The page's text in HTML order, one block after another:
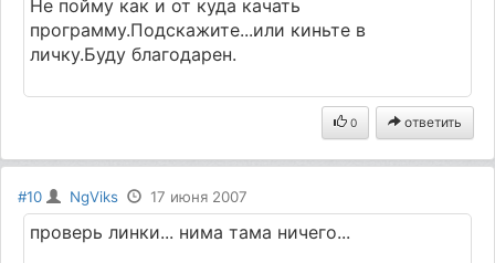
Не пойму как и от куда качать
программу.Подскажите...или киньте в
личку.Буду благодарен.
0 ответить
#10 NgViks 17 июня 2007
проверь линки... нима тама ничего...